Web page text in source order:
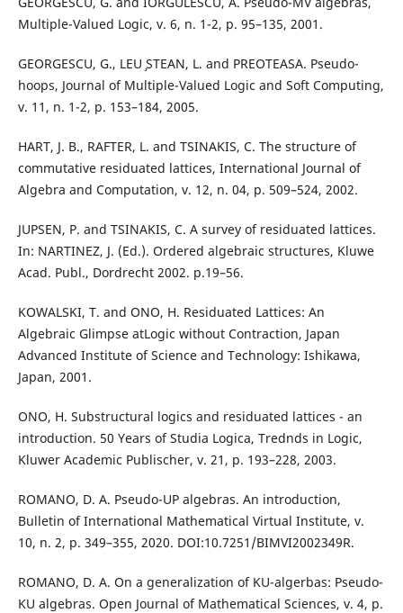
Multiple-Valued Logic, v. 6, n. 1-2, p. 95–135, 2001.
GEORGESCU, G., LEU ̧STEAN, L. and PREOTEASA. Pseudo-
hoops, Journal of Multiple-Valued Logic and Soft Computing,
v. 11, n. 1-2, p. 153–184, 2005.
HART, J. B., RAFTER, L. and TSINAKIS, C. The structure of
commutative residuated lattices, International Journal of
Algebra and Computation, v. 12, n. 04, p. 509–524, 2002.
JUPSEN, P. and TSINAKIS, C. A survey of residuated lattices.
In: NARTINEZ, J. (Ed.). Ordered algebraic structures, Kluwe
Acad. Publ., Dordrecht 2002. p.19–56.
KOWALSKI, T. and ONO, H. Residuated Lattices: An
Algebraic Glimpse atLogic without Contraction, Japan
Advanced Institute of Science and Technology: Ishikawa,
Japan, 2001.
ONO, H. Substructural logics and residuated lattices - an
introduction. 50 Years of Studia Logica, Trednds in Logic,
Kluwer Academic Publischer, v. 21, p. 193–228, 2003.
ROMANO, D. A. Pseudo-UP algebras. An introduction,
Bulletin of International Mathematical Virtual Institute, v.
10, n. 2, p. 349–355, 2020. DOI:10.7251/BIMVI2002349R.
ROMANO, D. A. On a generalization of KU-algerbas: Pseudo-
KU algebras. Open Journal of Mathematical Sciences, v. 4, p.